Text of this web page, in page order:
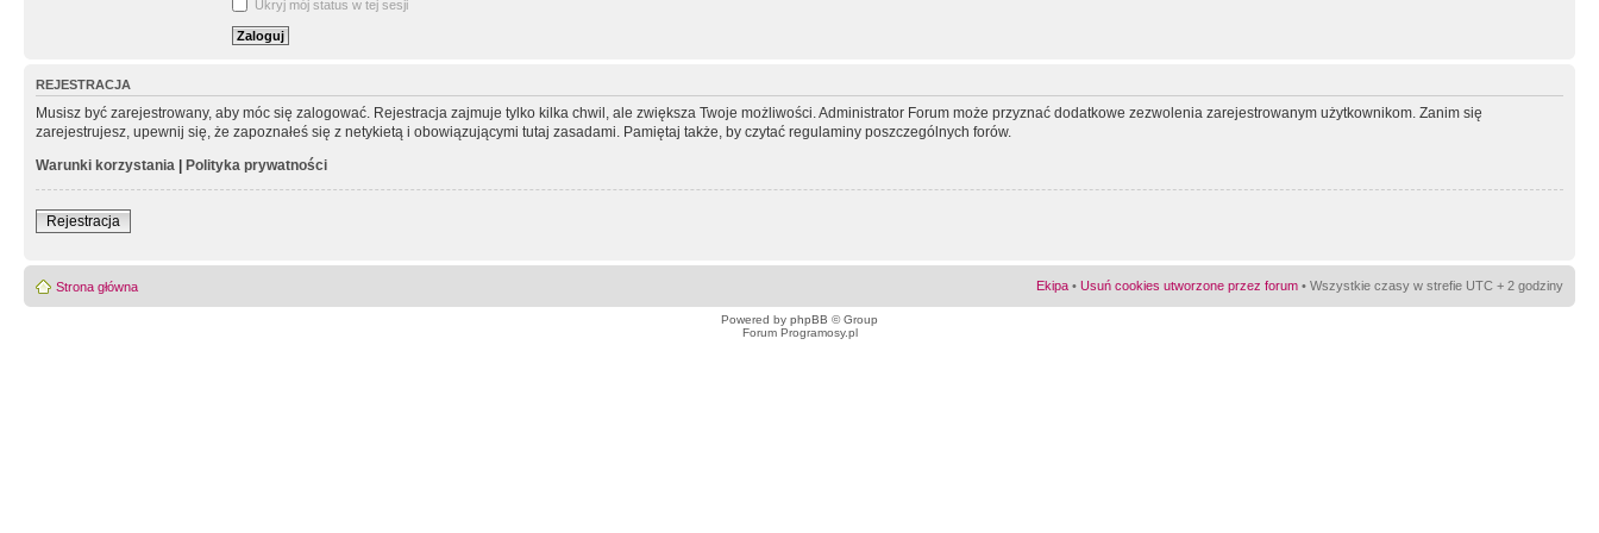
Ukryj mój status w tej sesji
REJESTRACJA
Musisz być zarejestrowany, aby móc się zalogować. Rejestracja zajmuje tylko kilka chwil, ale zwiększa Twoje możliwości. Administrator Forum może przyznać dodatkowe zezwolenia zarejestrowanym użytkownikom. Zanim się
zarejestrujesz, upewnij się, że zapoznałeś się z netykietą i obowiązującymi tutaj zasadami. Pamiętaj także, by czytać regulaminy poszczególnych forów.
Warunki korzystania | Polityka prywatności
Rejestracja
Strona główna Ekipa • Usuń cookies utworzone przez forum • Wszystkie czasy w strefie UTC + 2 godziny
Powered by phpBB © Group
Forum Programosy.pl